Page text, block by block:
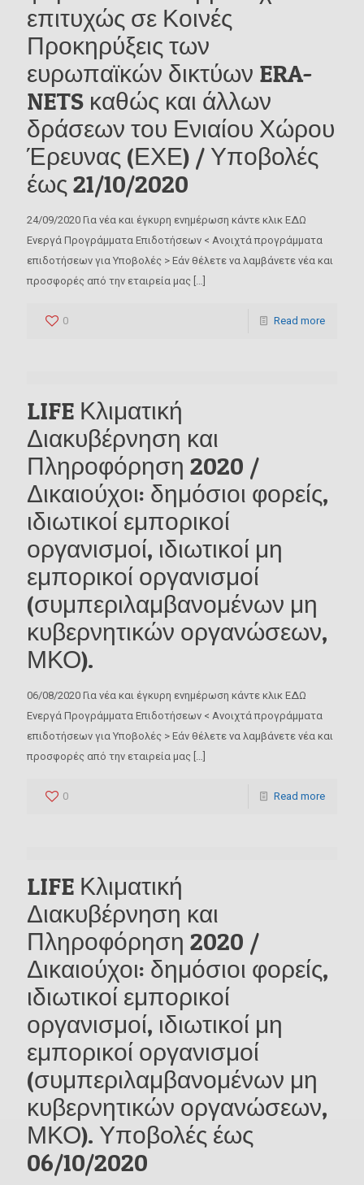
επιτυχώς σε Κοινές
Προκηρύξεις των
ευρωπαϊκών δικτύων ERA-
NETS καθώς και άλλων
δράσεων του Ενιαίου Χώρου
Έρευνας (ΕΧΕ) / Υποβολές
έως 21/10/2020
24/09/2020 Για νέα και έγκυρη ενημέρωση κάντε κλικ ΕΔΩ
Ενεργά Προγράμματα Επιδοτήσεων < Ανοιχτά προγράμματα
επιδοτήσεων για Υποβολές > Εάν θέλετε να λαμβάνετε νέα και
προσφορές από την εταιρεία μας
0 Read more
LIFE Κλιματική
Διακυβέρνηση και
Πληροφόρηση 2020 /
Δικαιούχοι: δημόσιοι φορείς,
ιδιωτικοί εμπορικοί
οργανισμοί, ιδιωτικοί μη
εμπορικοί οργανισμοί
(συμπεριλαμβανομένων μη
κυβερνητικών οργανώσεων,
ΜΚΟ).
06/08/2020 Για νέα και έγκυρη ενημέρωση κάντε κλικ ΕΔΩ
Ενεργά Προγράμματα Επιδοτήσεων < Ανοιχτά προγράμματα
επιδοτήσεων για Υποβολές > Εάν θέλετε να λαμβάνετε νέα και
προσφορές από την εταιρεία μας
0 Read more
LIFE Κλιματική
Διακυβέρνηση και
Πληροφόρηση 2020 /
Δικαιούχοι: δημόσιοι φορείς,
ιδιωτικοί εμπορικοί
οργανισμοί, ιδιωτικοί μη
εμπορικοί οργανισμοί
(συμπεριλαμβανομένων μη
κυβερνητικών οργανώσεων,
ΜΚΟ). Υποβολές έως
06/10/2020